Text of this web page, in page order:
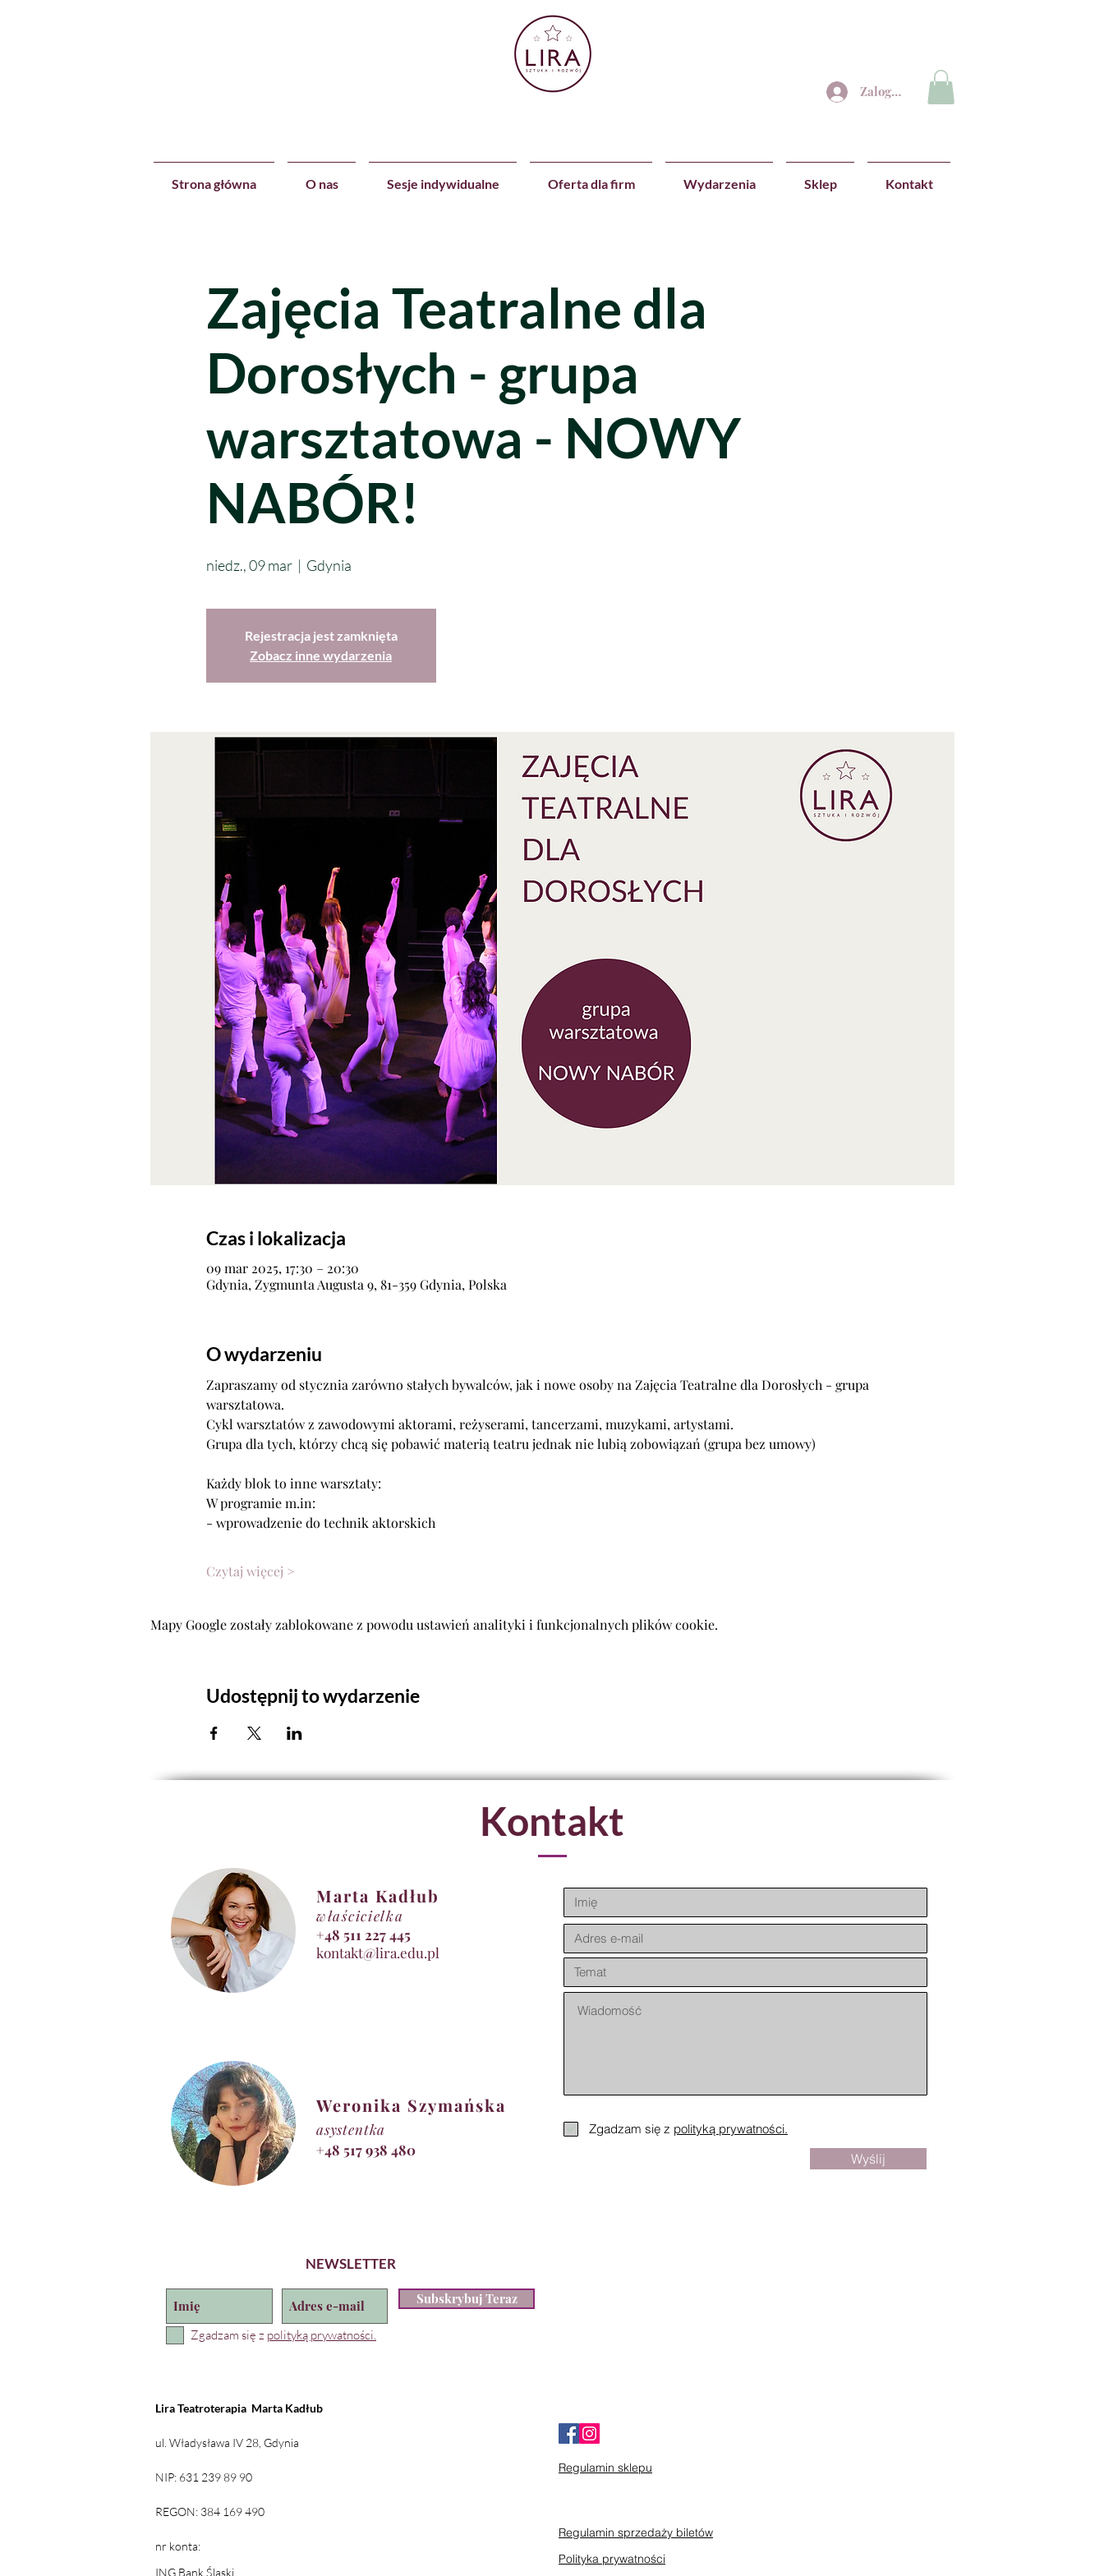
Zaloguj się
Strona główna O nas Sesje indywidualne Oferta dla firm Wydarzenia Sklep Kontakt
Zajęcia Teatralne dla
Dorosłych - grupa
warsztatowa - NOWY
NABÓR!
niedz., 09 mar
  |
Gdynia
Rejestracja jest zamknięta
Zobacz inne wydarzenia
Czas i lokalizacja
09 mar 2025, 17:30 – 20:30
Gdynia, Zygmunta Augusta 9, 81-359 Gdynia, Polska
O wydarzeniu
Zapraszamy od stycznia zarówno stałych bywalców, jak i nowe osoby na Zajęcia Teatralne dla Dorosłych - grupa
warsztatowa.
Cykl warsztatów z zawodowymi aktorami, reżyserami, tancerzami, muzykami, artystami.
Grupa dla tych, którzy chcą się pobawić materią teatru jednak nie lubią zobowiązań (grupa bez umowy)
Każdy blok to inne warsztaty:
W programie m.in:
- wprowadzenie do technik aktorskich
Czytaj więcej >
Mapy Google zostały zablokowane z powodu ustawień analityki i funkcjonalnych plików cookie.
Udostępnij to wydarzenie
Kontakt
Marta Kadłub
właścicielka
+48 511 227 445
kontakt@lira.edu.pl
Zgadzam się z polityką prywatności.
Wyślij
NEWSLETTER
Subskrybuj Teraz
Zgadzam się z polityką prywatności.
Weronika Szymańska
asystentka
+48 517 938 480
Lira Teatroterapia Marta Kadłub
ul. Władysława IV 28, Gdynia
NIP: 631 239 89 90
REGON: 384 169 490
nr konta:
ING Bank Śląski
Regulamin sklepu
Regulamin sprzedaży biletów
Polityka prywatności